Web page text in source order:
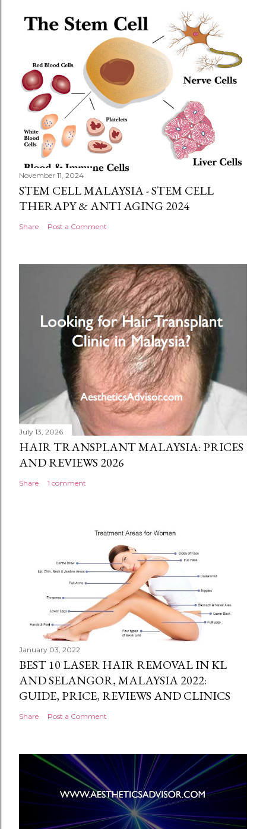
November 11, 2024
STEM CELL MALAYSIA - STEM CELL
THERAPY & ANTI AGING 2024
Share Post a Comment
July 13, 2026
HAIR TRANSPLANT MALAYSIA: PRICES
AND REVIEWS 2026
Share 1 comment
January 03, 2022
BEST 10 LASER HAIR REMOVAL IN KL
AND SELANGOR, MALAYSIA 2022:
GUIDE, PRICE, REVIEWS AND CLINICS
Share Post a Comment